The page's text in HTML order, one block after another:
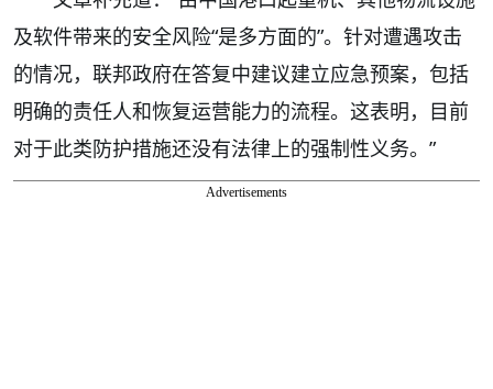
及软件带来的安全风险“是多方面的”。针对遭遇攻击
的情况，联邦政府在答复中建议建立应急预案，包括
明确的责任人和恢复运营能力的流程。这表明，目前
对于此类防护措施还没有法律上的强制性义务。”
Advertisements